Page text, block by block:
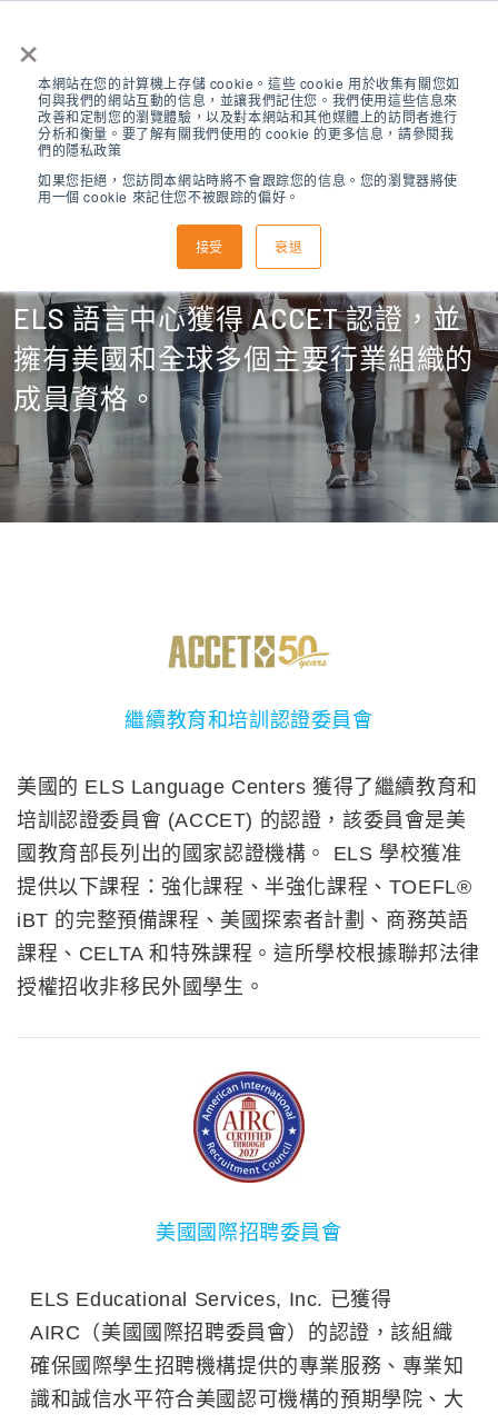
×
本網站在您的計算機上存儲 cookie。這些 cookie 用於收集有關您如
何與我們的網站互動的信息，並讓我們記住您。我們使用這些信息來
改善和定制您的瀏覽體驗，以及對本網站和其他媒體上的訪問者進行
分析和衡量。要了解有關我們使用的 cookie 的更多信息，請參閱我
們的隱私政策
如果您拒絕，您訪問本網站時將不會跟踪您的信息。您的瀏覽器將使
用一個 cookie 來記住您不被跟踪的偏好。
接受 衰退
認證和會員資格
ELS 語言中心獲得 ACCET 認證，並
擁有美國和全球多個主要行業組織的
成員資格。
繼續教育和培訓認證委員會
美國的 ELS Language Centers 獲得了繼續教育和
培訓認證委員會 (ACCET) 的認證，該委員會是美
國教育部長列出的國家認證機構。 ELS 學校獲准
提供以下課程：強化課程、半強化課程、TOEFL®
iBT 的完整預備課程、美國探索者計劃、商務英語
課程、CELTA 和特殊課程。這所學校根據聯邦法律
授權招收非移民外國學生。
美國國際招聘委員會
ELS Educational Services, Inc. 已獲得
AIRC（美國國際招聘委員會）的認證，該組織
確保國際學生招聘機構提供的專業服務、專業知
識和誠信水平符合美國認可機構的預期學院、大